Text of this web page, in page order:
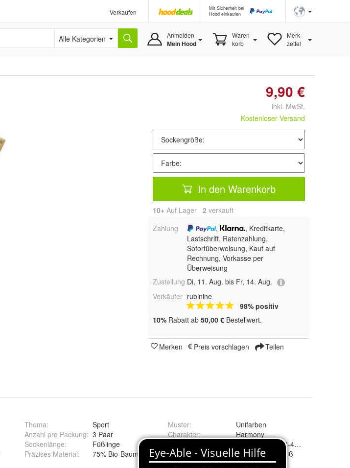
Verkaufen
Mit Sicherheit bei
Hood einkaufen
Alle Kategorien Anmelden
Mein Hood
Waren-
korb
Merk-
zettel
9,90 €
inkl. MwSt.
Kostenloser Versand
In den Warenkorb
10+ Auf Lager 2 verkauft
Zahlung
,
, Kreditkarte,
Lastschrift, Ratenzahlung,
Sofortüberweisung, Kauf auf
Rechnung, Vorkasse per
Überweisung
Zustellung Di, 11. Aug. bis Fr, 14. Aug.
Verkäufer rubinine
98% positiv
10% Rabatt ab 50,00 € Bestellwert.
Merken Preis vorschlagen Teilen
Thema:
Sport
Anzahl pro Packung: 3 Paar
Sockenlänge:
Füßlinge
Präzises Material: 75% Bio-Baumwolle, 22% Polyamid, 3% Elasthan
Muster:
Unifarben
Charakter:
Harmony
Farbe: schwarz und Weiß